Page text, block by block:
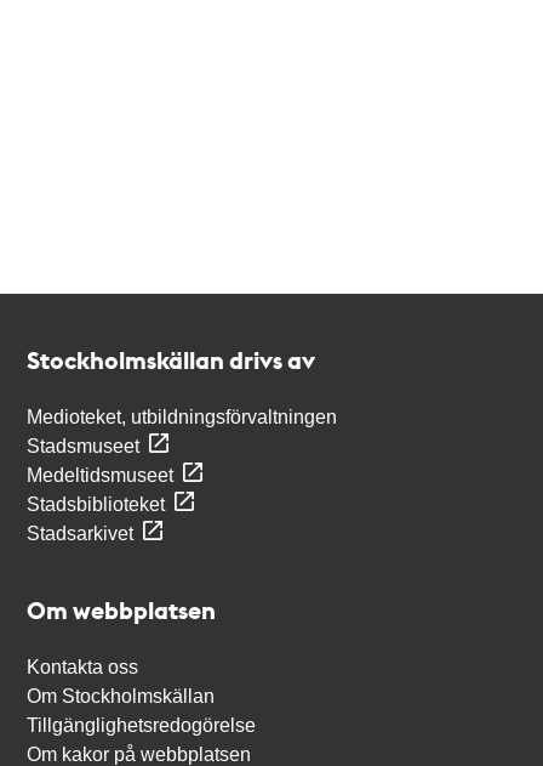
Stockholmskällan drivs av
Medioteket, utbildningsförvaltningen
Stadsmuseet
Medeltidsmuseet
Stadsbiblioteket
Stadsarkivet
Om webbplatsen
Kontakta oss
Om Stockholmskällan
Tillgänglighetsredogörelse
Om kakor på webbplatsen